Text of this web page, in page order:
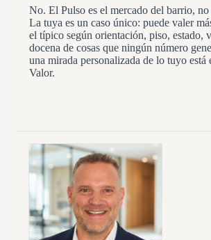
No. El Pulso es el mercado del barrio,
La tuya es un caso único: puede valer
el típico según orientación, piso, estado,
docena de cosas que ningún número
una mirada personalizada de lo tuyo está
Valor.